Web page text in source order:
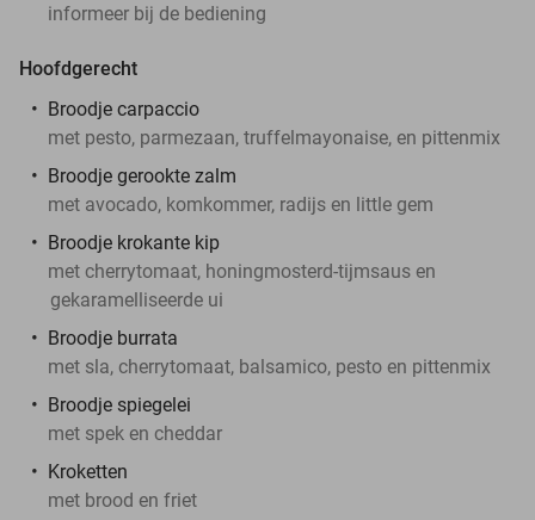
informeer bij de bediening
Hoofdgerecht
Broodje carpaccio
met pesto, parmezaan, truffelmayonaise, en pittenmix
Broodje gerookte zalm
met avocado, komkommer, radijs en little gem
Broodje krokante kip
met cherrytomaat, honingmosterd-tijmsaus en
gekaramelliseerde ui
Broodje burrata
met sla, cherrytomaat, balsamico, pesto en pittenmix
Broodje spiegelei
met spek en cheddar
Kroketten
met brood en friet